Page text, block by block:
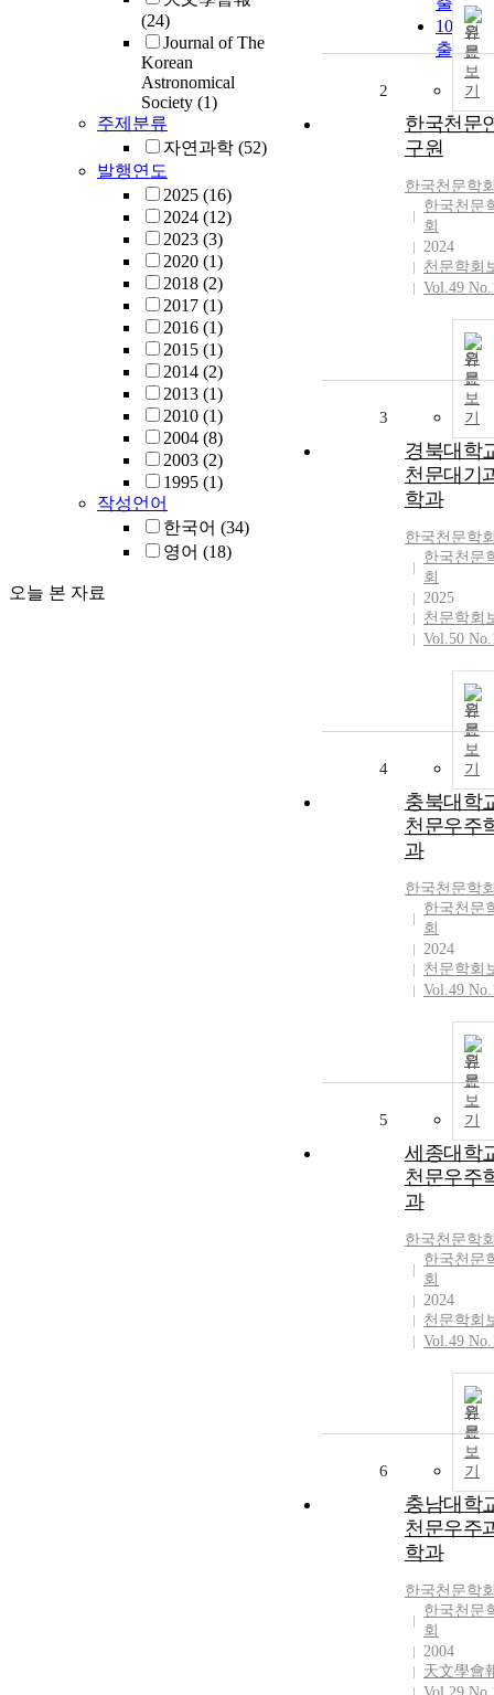
(24)
Journal of The
Korean
Astronomical
Society (1)
주제분류
자연과학 (52)
발행연도
2025 (16)
2024 (12)
2023 (3)
2020 (1)
2018 (2)
2017 (1)
2016 (1)
2015 (1)
2014 (2)
2013 (1)
2010 (1)
2004 (8)
2003 (2)
1995 (1)
작성언어
한국어 (34)
영어 (18)
오늘 본 자료
100개
출력
원
문
보
기
2
한국천문
구원
한국천문학
한국천문
회
2024
천문학회
Vol.49
원
문
보
기
3
경북대학
천문대기
학과
한국천문학
한국천문
회
2025
천문학회
Vol.50
원
문
보
기
4
충북대학
천문우주
과
한국천문학
한국천문
회
2024
천문학회
Vol.49
원
문
보
기
5
세종대학
천문우주
과
한국천문학
한국천문
회
2024
천문학회
Vol.49
원
문
보
기
6
충남대학
천문우주
학과
한국천문학
한국천문
회
2004
天文學會